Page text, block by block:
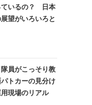
ているの？ 日本
望がいろいろと
隊員がこっそり教
トカーの見分け
現場のリアル